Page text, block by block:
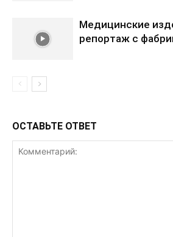
Медицинские
репортаж с
ОСТАВЬТЕ ОТВЕТ